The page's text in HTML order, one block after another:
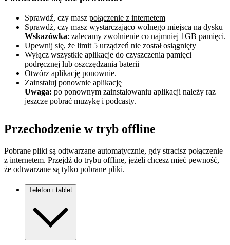
Sprawdź, czy masz połączenie z internetem
Sprawdź, czy masz wystarczająco wolnego miejsca na dysku
Wskazówka: zalecamy zwolnienie co najmniej 1GB pamięci.
Upewnij się, że limit 5 urządzeń nie został osiągnięty
Wyłącz wszystkie aplikacje do czyszczenia pamięci
podręcznej lub oszczędzania baterii
Otwórz aplikację ponownie.
Zainstaluj ponownie aplikację
Uwaga: po ponownym zainstalowaniu aplikacji należy raz
jeszcze pobrać muzykę i podcasty.
Przechodzenie w tryb offline
Pobrane pliki są odtwarzane automatycznie, gdy stracisz połączenie
z internetem. Przejdź do trybu offline, jeżeli chcesz mieć pewność,
że odtwarzane są tylko pobrane pliki.
Telefon i tablet